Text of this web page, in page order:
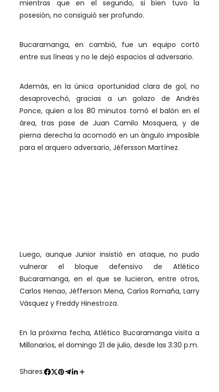
mientras que en el segundo, si bien tuvo la
posesión, no consiguió ser profundo.
Bucaramanga, en cambió, fue un equipo cortó
entre sus líneas y no le dejó espacios al adversario.
Además, en la única oportunidad clara de gol, no
desaprovechó, gracias a un golazo de Andrés
Ponce, quien a los 80 minutos tomó el balón en el
área, tras pase de Juan Camilo Mosquera, y de
pierna derecha la acomodó en un ángulo imposible
para el arquero adversario, Jéfersson Martínez.
Luego, aunque Junior insistió en ataque, no pudo
vulnerar el bloque defensivo de Atlético
Bucaramanga, en el que se lucieron, entre otros,
Carlos Henao, Jéfferson Mena, Carlos Romaña, Larry
Vásquez y Freddy Hinestroza.
En la próxima fecha, Atlético Bucaramanga visita a
Millonarios, el domingo 21 de julio, desde las 3:30 p.m.
Shares: